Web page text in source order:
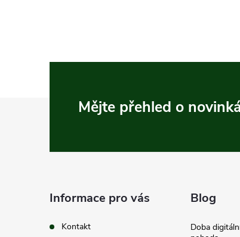
Mějte přehled o
Informace pro vás
Kontakt
Blog
Doba